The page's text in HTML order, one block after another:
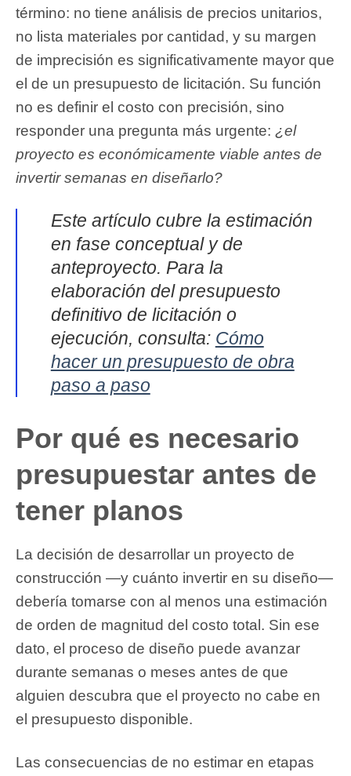
término: no tiene análisis de precios unitarios,
no lista materiales por cantidad, y su margen
de imprecisión es significativamente mayor que
el de un presupuesto de licitación. Su función
no es definir el costo con precisión, sino
responder una pregunta más urgente: ¿el
proyecto es económicamente viable antes de
invertir semanas en diseñarlo?
Este artículo cubre la estimación
en fase conceptual y de
anteproyecto. Para la
elaboración del presupuesto
definitivo de licitación o
ejecución, consulta: Cómo
hacer un presupuesto de obra
paso a paso
Por qué es necesario
presupuestar antes de
tener planos
La decisión de desarrollar un proyecto de
construcción —y cuánto invertir en su diseño—
debería tomarse con al menos una estimación
de orden de magnitud del costo total. Sin ese
dato, el proceso de diseño puede avanzar
durante semanas o meses antes de que
alguien descubra que el proyecto no cabe en
el presupuesto disponible.
Las consecuencias de no estimar en etapas